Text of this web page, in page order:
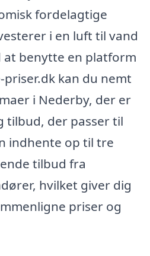
fordelagtige
i en luft til vand
at benytte en platform
kan du nemt
i Nederby, der er
tilbud, der passer til
indhente op til tre
tilbud fra
hvilket giver dig
priser og